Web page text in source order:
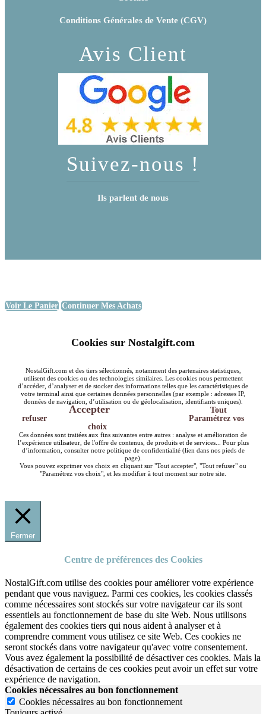
Conditions Générales de Vente (CGV)
Avis Client
Suivez-nous !
Ils parlent de nous
Voir Le Panier Continuer Mes Achats
Cookies sur Nostalgift.com
NostalGift.com et des tiers sélectionnés, notamment des partenaires statistiques,
utilisent des cookies ou des technologies similaires. Les cookies nous permettent
d’accéder, d’analyser et de stocker des informations telles que les caractéristiques de
votre terminal ainsi que certaines données personnelles (par exemple : adresses IP,
données de navigation, d’utilisation ou de géolocalisation, identifiants uniques).
Accepter
Tout
refuser
Paramétrez vos
choix
Ces données sont traitées aux fins suivantes entre autres : analyse et amélioration de
l’expérience utilisateur, de l'offre de contenus, de produits et de services... Pour plus
d’information, consulter notre politique de confidentialité (lien dans nos pieds de
page).
Vous pouvez exprimer vos choix en cliquant sur "Tout accepter", "Tout refuser" ou
"Paramétrez vos choix", et les modifier à tout moment sur notre site.
Fermer
Centre de préférences des Cookies
NostalGift.com utilise des cookies pour améliorer votre expérience
pendant que vous naviguez. Parmi ces cookies, les cookies classés
comme nécessaires sont stockés sur votre navigateur car ils sont
essentiels au fonctionnement de base du site Web. Nous utilisons
également des cookies tiers qui nous aident à analyser et à
comprendre comment vous utilisez ce site Web. Ces cookies ne
seront stockés dans votre navigateur qu'avec votre consentement.
Vous avez également la possibilité de désactiver ces cookies. Mais la
désactivation de certains de ces cookies peut avoir un effet sur votre
expérience de navigation.
Cookies nécessaires au bon fonctionnement
Cookies nécessaires au bon fonctionnement